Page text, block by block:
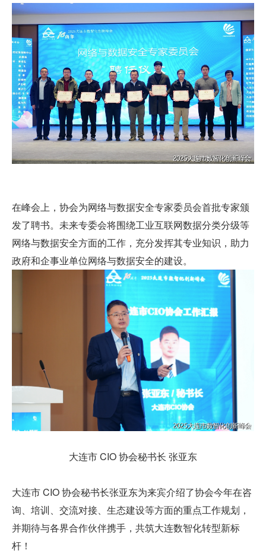
在峰会上，协会为网络与数据安全专家委员会首批专家颁
发了聘书。未来专委会将围绕工业互联网数据分类分级等
网络与数据安全方面的工作，充分发挥其专业知识，助力
政府和企事业单位网络与数据安全的建设。
大连市 CIO 协会秘书长 张亚东
大连市 CIO 协会秘书长张亚东为来宾介绍了协会今年在咨
询、培训、交流对接、生态建设等方面的重点工作规划，
并期待与各界合作伙伴携手，共筑大连数智化转型新标
杆！